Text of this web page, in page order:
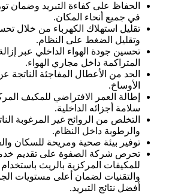
الحفاظ على كفاءة التبريد وضمان
في جميع أنحاء المكان.
تقليل استهلاك الكهرباء من خلال
وتقليل الضغط على النظام.
تحسين جودة الهواء الداخلي عبر إزالة
المتراكمة داخل مجاري الهواء.
الحد من الأعطال المفاجئة الناتجة
الأوساخ.
إطالة العمر الافتراضي للمكيف
سلامة أجزائه الداخلية.
التخلص من الروائح غير المرغوبة
والرطوبة داخل النظام.
توفير بيئة صحية ومريحة للسكان
تحرص شركة الصفوة على تقديم
للمكيفات المركزية بالريث
والتقنيات لضمان أعلى مستويات
أفضل نتائج التبريد.